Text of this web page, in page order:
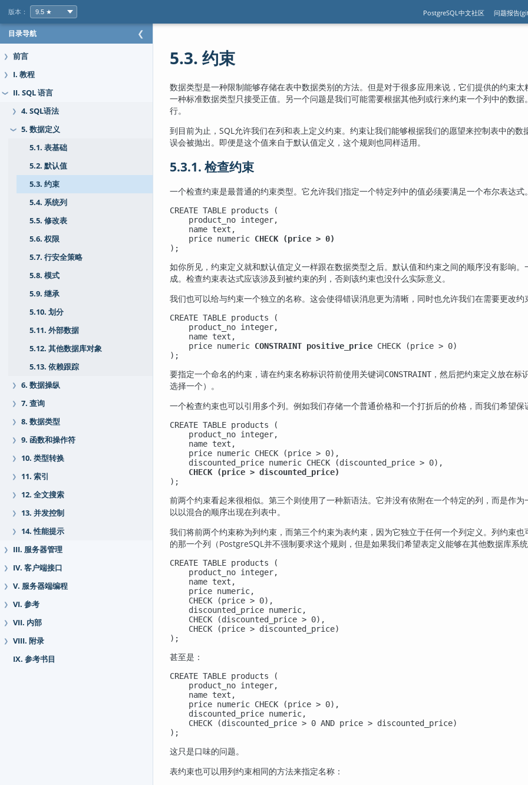
版本： PostgreSQL中文社区 问题报告
目录导航 ❮
❯ 前言
❯ I. 教程
❯ II. SQL 语言
❯ 4. SQL语法
❯
5. 数据定义
5.1. 表基础
5.2. 默认值
5.3. 约束
5.4. 系统列
5.5. 修改表
5.6. 权限
5.7. 行安全策略
5.8. 模式
5.9. 继承
5.10. 划分
5.11. 外部数据
5.12. 其他数据库对象
5.13. 依赖跟踪
❯ 6. 数据操纵
❯ 7. 查询
❯ 8. 数据类型
❯ 9. 函数和操作符
❯ 10. 类型转换
❯ 11. 索引
❯ 12. 全文搜索
❯ 13. 并发控制
❯ 14. 性能提示
❯ III. 服务器管理
❯ IV. 客户端接口
❯ V. 服务器端编程
❯ VI. 参考
❯ VII. 内部
❯
VIII. 附录
IX. 参考书目
5.3. 约束
数据类型是一种限制能够存储在表中数据类别的方法。但是对于很多应用来说，它们提供的约束
一种标准数据类型只接受正值。另一个问题是我们可能需要根据其他列或行来约束一个列中的数
行。
到目前为止，SQL允许我们在列和表上定义约束。约束让我们能够根据我们的愿望来控制表中的
误会被抛出。即便是这个值来自于默认值定义，这个规则也同样适用。
5.3.1. 检查约束
一个检查约束是最普通的约束类型。它允许我们指定一个特定列中的值必须要满足一个布尔表达
CREATE TABLE products (
    product_no integer,
    name text,
    price numeric
CHECK (price > 0)
);
如你所见，约束定义就和默认值定义一样跟在数据类型之后。默认值和约束之间的顺序没有影响
成。检查约束表达式应该涉及到被约束的列，否则该约束也没什么实际意义。
我们也可以给与约束一个独立的名称。这会使得错误消息更为清晰，同时也允许我们在需要更改约
CREATE TABLE products (
    product_no integer,
    name text,
    price numeric
CONSTRAINT positive_price CHECK (price > 0)
);
要指定一个命名的约束，请在约束名称标识符前使用关键词CONSTRAINT ，然后把约束定义放在
选择一个）。
一个检查约束也可以引用多个列。例如我们存储一个普通价格和一个打折后的价格，而我们希望保
CREATE TABLE products (
    product_no integer,
    name text,
    price numeric CHECK (price > 0),
    discounted_price numeric CHECK (discounted_price > 0),
CHECK (price > discounted_price)
);
前两个约束看起来很相似。第三个则使用了一种新语法。它并没有依附在一个特定的列，而是作
以以混合的顺序出现在列表中。
我们将前两个约束称为列约束，而第三个约束为表约束，因为它独立于任何一个列定义。列约束
的那一个列（PostgreSQL并不强制要求这个规则，但是如果我们希望表定义能够在其他数据库系
CREATE TABLE products (
    product_no integer,
    name text,
    price numeric,
    CHECK (price > 0),
    discounted_price numeric,
    CHECK (discounted_price > 0),
    CHECK (price > discounted_price)
);
甚至是：
CREATE TABLE products (
    product_no integer,
    name text,
    price numeric CHECK (price > 0),
    discounted_price numeric,
    CHECK (discounted_price > 0 AND price > discounted_price)
);
这只是口味的问题。
表约束也可以用列约束相同的方法来指定名称：